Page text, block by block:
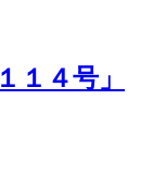
１４号」